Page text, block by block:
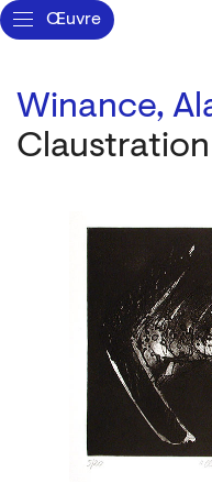
Œuvre
Winance,
Claustration